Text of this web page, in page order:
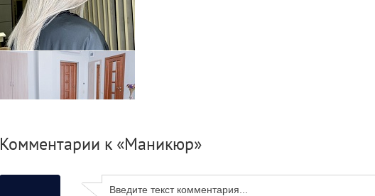
Колорист парикмахер
семейного отдыха - Spitaki
Комментарии к «Маникюр»